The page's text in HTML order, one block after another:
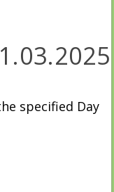
specified Day